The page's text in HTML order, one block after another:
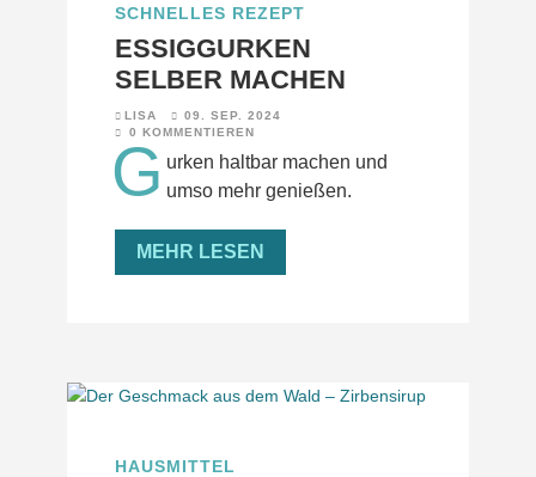
SCHNELLES REZEPT
ESSIGGURKEN
SELBER MACHEN
LISA
09. SEP. 2024
0 KOMMENTIEREN
G urken haltbar machen und
umso mehr genießen.
MEHR LESEN
HAUSMITTEL